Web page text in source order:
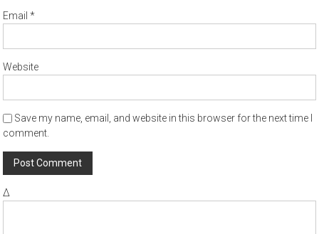
Email*
Website
Save my name, email, and website in this browser for the next time I
comment.
Δ